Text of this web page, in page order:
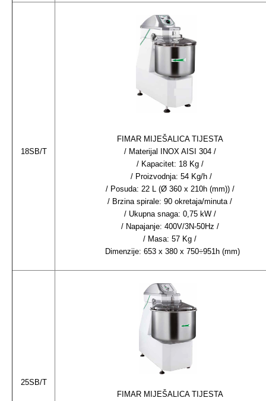
18SB/T
FIMAR MIJEŠALICA TIJESTA
/ Materijal INOX AISI 304 /
/ Kapacitet: 18 Kg /
/ Proizvodnja: 54 Kg/h /
/ Posuda: 22 L (Ø 360 x 210h (mm)) /
/ Brzina spirale: 90 okretaja/minuta /
/ Ukupna snaga: 0,75 kW /
/ Napajanje: 400V/3N-50Hz /
/ Masa: 57 Kg /
Dimenzije: 653 x 380 x 750÷951h (mm)
25SB/T
FIMAR MIJEŠALICA TIJESTA